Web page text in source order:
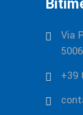
Via
+39